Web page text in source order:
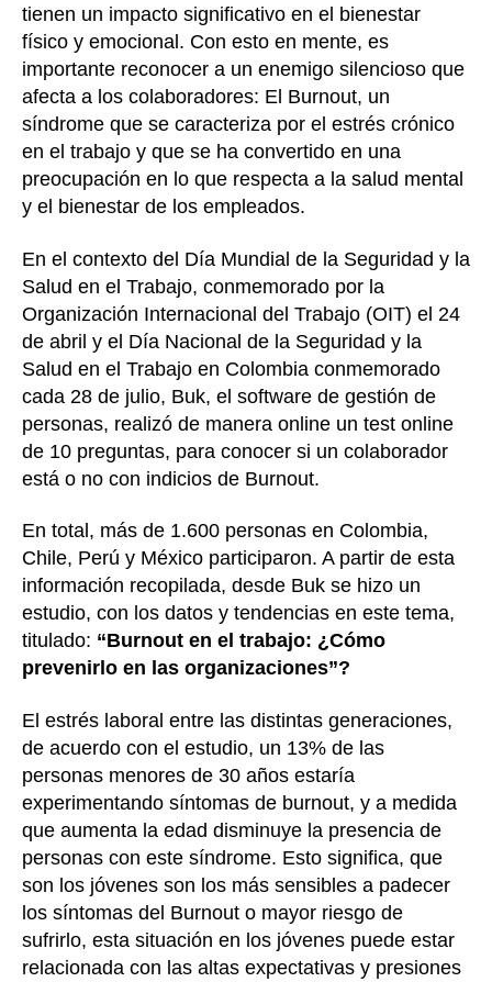
tienen un impacto significativo en el bienestar
físico y emocional. Con esto en mente, es
importante reconocer a un enemigo silencioso que
afecta a los colaboradores: El Burnout, un
síndrome que se caracteriza por el estrés crónico
en el trabajo y que se ha convertido en una
preocupación en lo que respecta a la salud mental
y el bienestar de los empleados.
En el contexto del Día Mundial de la Seguridad y la
Salud en el Trabajo, conmemorado por la
Organización Internacional del Trabajo (OIT) el 24
de abril y el Día Nacional de la Seguridad y la
Salud en el Trabajo en Colombia conmemorado
cada 28 de julio, Buk, el software de gestión de
personas, realizó de manera online un test online
de 10 preguntas, para conocer si un colaborador
está o no con indicios de Burnout.
En total, más de 1.600 personas en Colombia,
Chile, Perú y México participaron. A partir de esta
información recopilada, desde Buk se hizo un
estudio, con los datos y tendencias en este tema,
titulado: “Burnout en el trabajo: ¿Cómo
prevenir lo en las organizaciones”?
El estrés laboral entre las distintas generaciones,
de acuerdo con el estudio, un 13% de las
personas menores de 30 años estaría
experimentando síntomas de burnout, y a medida
que aumenta la edad disminuye la presencia de
personas con este síndrome. Esto significa, que
son los jóvenes son los más sensibles a padecer
los síntomas del Burnout o mayor riesgo de
sufrirlo, esta situación en los jóvenes puede estar
relacionada con las altas expectativas y presiones